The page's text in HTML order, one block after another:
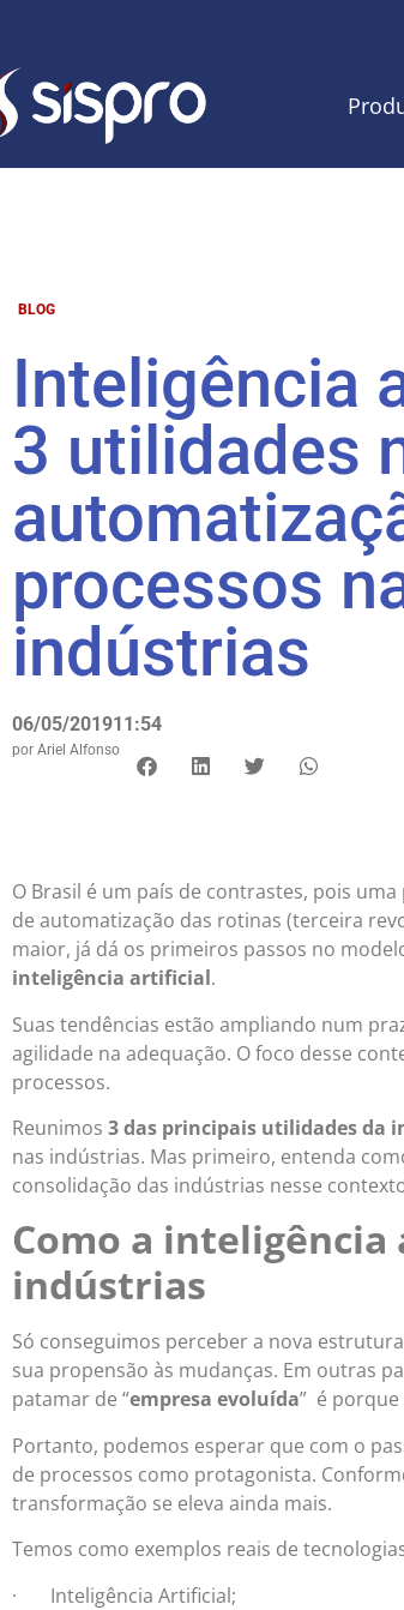
BLOG
Inteligência
3 utilidades
processos
indústrias
06/05/201911:54
por Ariel Alfonso
O Brasil é um país de contrastes, pois
de automatização das rotinas (terceira
maior, já dá os primeiros passos no
inteligência artificial.
Suas tendências estão ampliando num
agilidade na adequação. O foco desse
processos.
Reunimos 3 das principais utilidades da
nas indústrias. Mas primeiro, entenda
consolidação das indústrias nesse
Como a
indústrias
Só conseguimos perceber a nova
sua propensão às mudanças. Em outras
patamar de “empresa evoluída” é porque
Portanto, podemos esperar que com o
de processos como protagonista.
transformação se eleva ainda mais.
Temos como exemplos reais de
· Inteligência Artificial;